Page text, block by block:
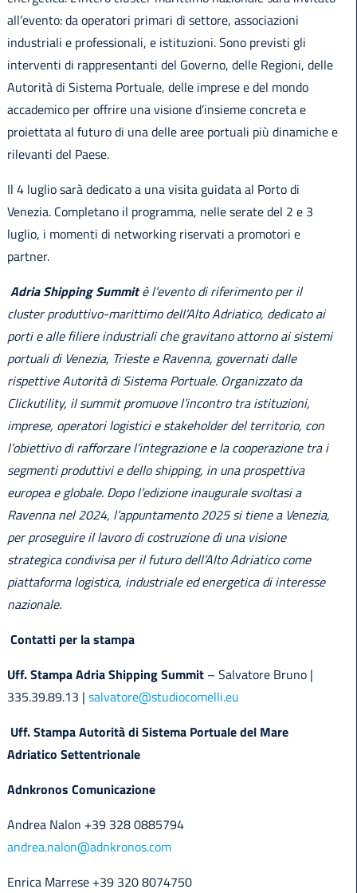
all’evento: da operatori primari di settore, associazioni
industriali e professionali, e istituzioni. Sono previsti gli
interventi di rappresentanti del Governo, delle Regioni, delle
Autorità di Sistema Portuale, delle imprese e del mondo
accademico per offrire una visione d’insieme concreta e
proiettata al futuro di una delle aree portuali più dinamiche e
rilevanti del Paese.
Il 4 luglio sarà dedicato a una visita guidata al Porto di
Venezia. Completano il programma, nelle serate del 2 e 3
luglio, i momenti di networking riservati a promotori e
partner.
Adria Shipping Summitè l’evento di riferimento per il
cluster produttivo-marittimo dell’Alto Adriatico, dedicato ai
porti e alle filiere industriali che gravitano attorno ai sistemi
portuali di Venezia, Trieste e Ravenna, governati dalle
rispettive Autorità di Sistema Portuale. Organizzato da
Clickutility, il summit promuove l’incontro tra istituzioni,
imprese, operatori logistici e stakeholder del territorio, con
l’obiettivo di rafforzare l’integrazione e la cooperazione tra i
segmenti produttivi e dello shipping, in una prospettiva
europea e globale. Dopo l’edizione inaugurale svoltasi a
Ravenna nel 2024, l’appuntamento 2025 si tiene a Venezia,
per proseguire il lavoro di costruzione di una visione
strategica condivisa per il futuro dell’Alto Adriatico come
piattaforma logistica, industriale ed energetica di interesse
nazionale.
Contatti per la stampa
Uff. Stampa Adria Shipping Summit– Salvatore Bruno |
335.39.89.13 | salvatore@studiocomelli.eu
Uff. Stampa Autorità di Sistema Portuale del Mare
Adriatico Settentrionale
Adnkronos Comunicazione
Andrea Nalon +39 328 0885794
andrea.nalon@adnkronos.com
Enrica Marrese +39 320 8074750